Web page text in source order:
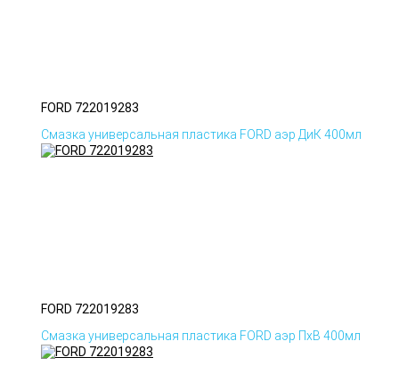
FORD 722019283
Смазка универсальная пластика FORD аэр ДиК 400мл
FORD 722019283
Смазка универсальная пластика FORD аэр ПхВ 400мл